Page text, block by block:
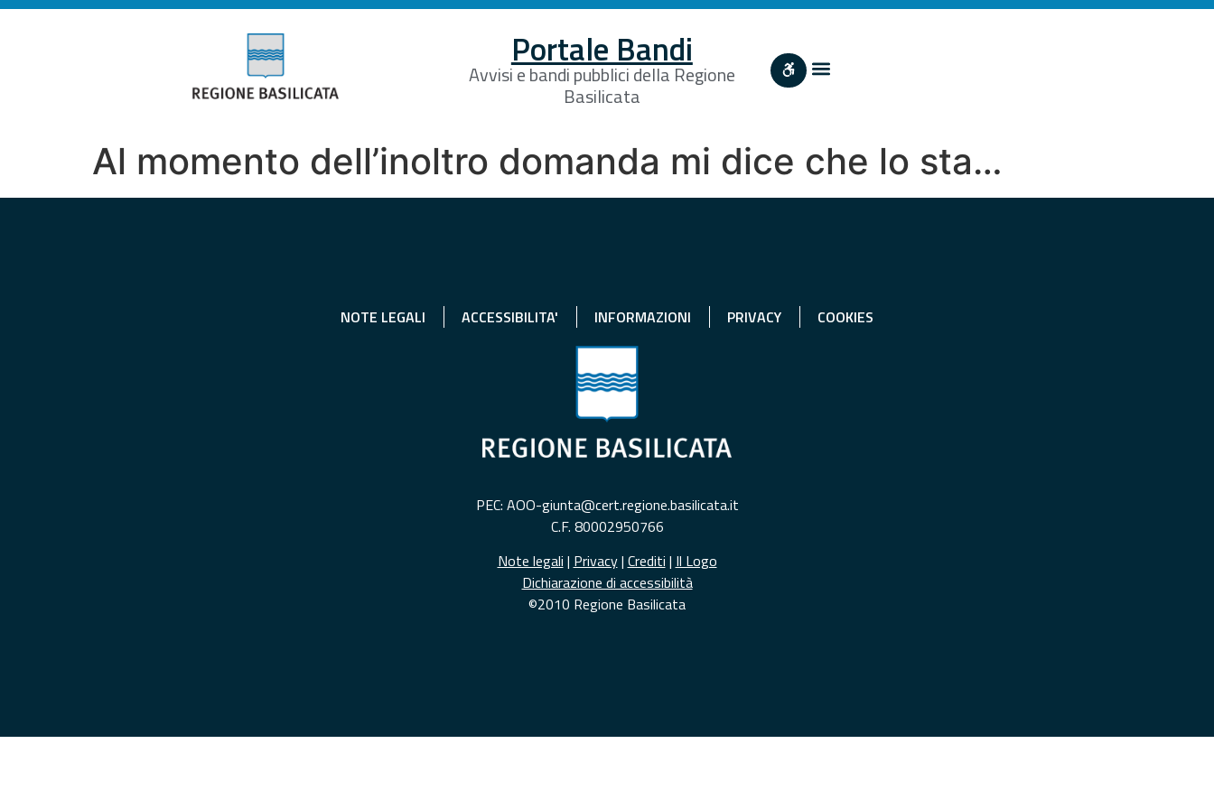
Portale Bandi
Avvisi e bandi pubblici della Regione
Basilicata
Al momento dell’inoltro domanda mi dice che lo sta…
NOTE LEGALI ACCESSIBILITA' INFORMAZIONI PRIVACY COOKIES
PEC: AOO-giunta@cert.regione.basilicata.it
C.F. 80002950766
Note legali | Privacy| Crediti | Il Logo
Dichiarazione di accessibilità
©2010 Regione Basilicata